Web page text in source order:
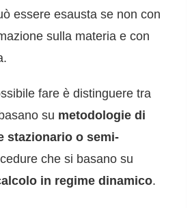
essere esausta se non con
sulla materia e con
fare è distinguere tra
su metodologie di
stazionario o semi-
che si basano su
in regime dinamico.